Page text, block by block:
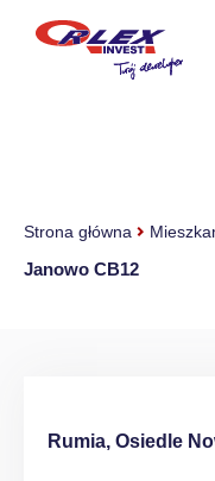
Strona główna
Janowo CB12
Rumia, Osiedle